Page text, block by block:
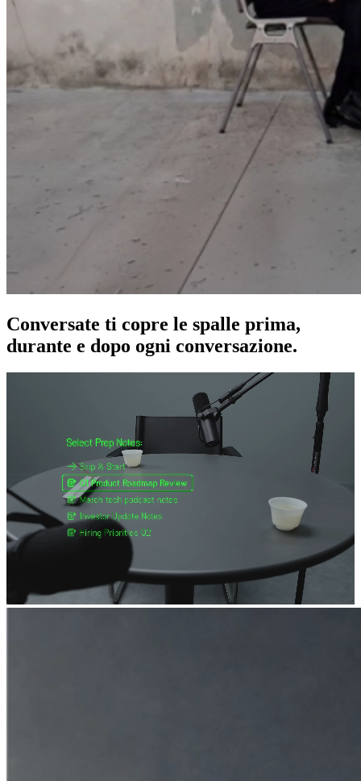
Conversate ti copre le spalle prima,
durante e dopo ogni conversazione.